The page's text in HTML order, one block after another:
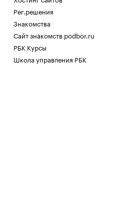
Рег.решения
Знакомства
Сайт знакомств podbor.ru
РБК Курсы
Школа управления РБК